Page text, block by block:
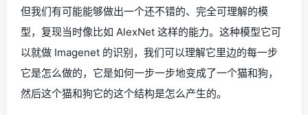
但我们有可能能够做出一个还不错的、完全可理解的模
型，复现当时像比如 AlexNet 这样的能力。这种模型它可
以就做 Imagenet 的识别，我们可以理解它里边的每一步
它是怎么做的，它是如何一步一步地变成了一个猫和狗，
然后这个猫和狗它的这个结构是怎么产生的。